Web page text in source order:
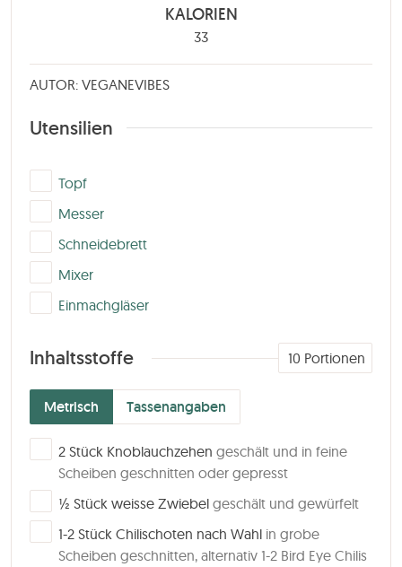
KALORIEN
33
AUTOR: VEGANEVIBES
Utensilien
▢
Topf
▢Messer
▢
Schneidebrett
▢Mixer
▢
Einmachgläser
Inhaltsstoffe
Metrisch Tassenangaben
10 Portionen
▢
2 Stück Knoblauchzehen geschält und in feine
Scheiben geschnitten oder gepresst
▢
½ Stück weisse Zwiebel geschält und gewürfelt
▢1-2 Stück Chilischoten nach Wahl in grobe
Scheiben geschnitten, alternativ 1-2 Bird Eye Chilis